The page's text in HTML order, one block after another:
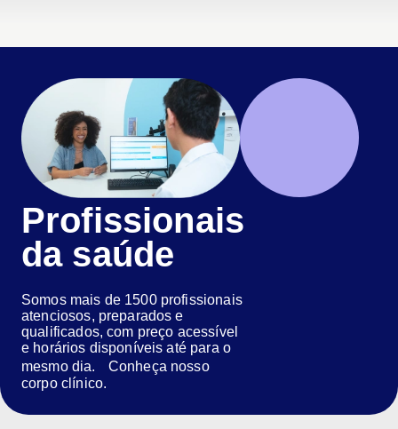
Profissionais
da saúde
Somos mais de 1500 profissionais
atenciosos, preparados e
qualificados, com preço acessível
e horários disponíveis até para o
mesmo dia. Conheça nosso
corpo clínico.